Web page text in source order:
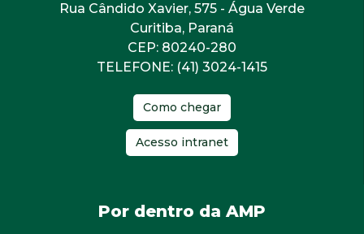
Rua Cândido Xavier, 575 - Água Verde
Curitiba, Paraná
CEP: 80240-280
TELEFONE: (41) 3024-1415
Como chegar
Acesso intranet
Por dentro da AMP